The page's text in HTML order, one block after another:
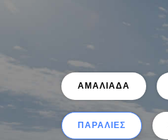
ΑΜΑΛΙΑΔΑ
ΠΑΡΑΛΙΕΣ